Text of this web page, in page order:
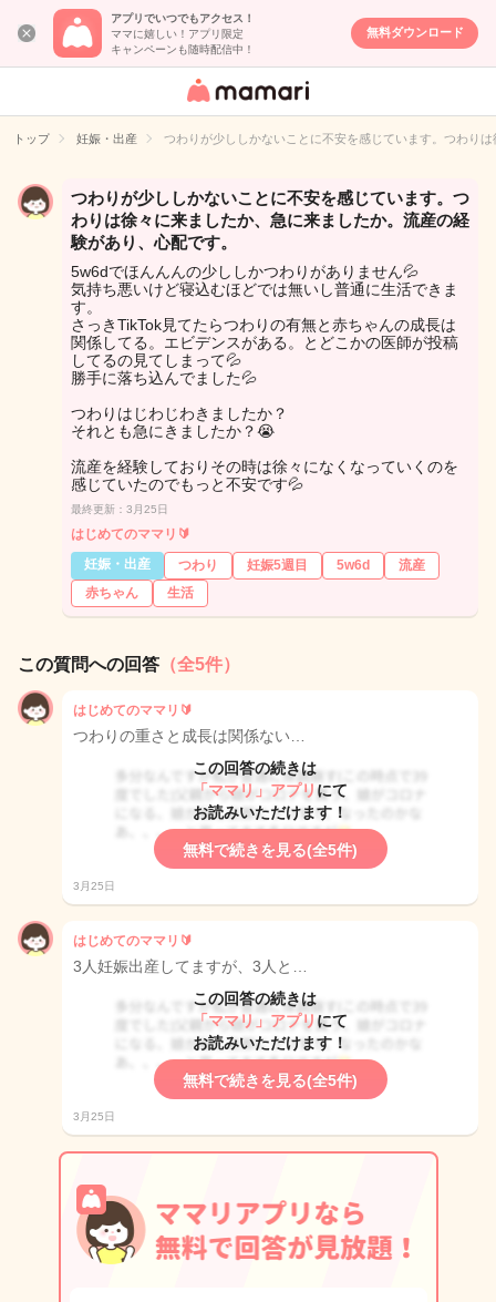
アプリでいつでもアクセス！
ママに嬉しい！アプリ限定
キャンペーンも随時配信中！
無料ダウンロード
女性専用匿名QA
イト
トップ 妊娠・出産 つわりが少ししかないことに不安を感じています。つわり
つわりが少ししかないことに不安を感じています。つ
わりは徐々に来ましたか、急に来ましたか。流産の経
験があり、心配です。
5w6dでほんんんの少ししかつわりがありません💦
気持ち悪いけど寝込むほどでは無いし普通に生活できま
す。
さっきTikTok見てたらつわりの有無と赤ちゃんの成長は
関係してる。エビデンスがある。とどこかの医師が投稿
してるの見てしまって💦
勝手に落ち込んでました💦
つわりはじわじわきましたか？
それとも急にきましたか？😭
流産を経験しておりその時は徐々になくなっていくのを
感じていたのでもっと不安です💦
最終更新：3月25日
はじめてのママリ🔰
妊娠・出産
つわり 妊娠5週目 5w6d
流産
赤ちゃん
生活
この質問への回答 （全5件）
はじめてのママリ🔰
つわりの重さと成長は関係ない…
この回答の続きは
「ママリ」アプリ にて
お読みいただけます！
無料で続きを見る(全5件)
3月25日
はじめてのママリ🔰
3人妊娠出産してますが、3人と…
この回答の続きは
「ママリ」アプリ にて
お読みいただけます！
無料で続きを見る(全5件)
3月25日